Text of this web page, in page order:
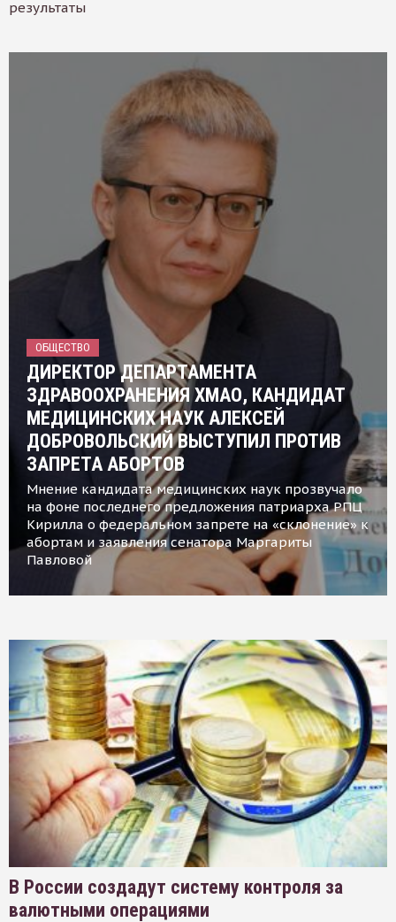
результаты
ОБЩЕСТВО
ДИРЕКТОР ДЕПАРТАМЕНТА
ЗДРАВООХРАНЕНИЯ ХМАО, КАНДИДАТ
МЕДИЦИНСКИХ НАУК АЛЕКСЕЙ
ДОБРОВОЛЬСКИЙ ВЫСТУПИЛ ПРОТИВ
ЗАПРЕТА АБОРТОВ
Мнение кандидата медицинских наук прозвучало
на фоне последнего предложения патриарха РПЦ
Кирилла о федеральном запрете на «склонение» к
абортам и заявления сенатора Маргариты
Павловой
В России создадут систему контроля за
валютными операциями